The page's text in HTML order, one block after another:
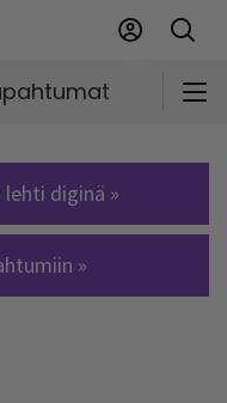
lehti diginä »
»